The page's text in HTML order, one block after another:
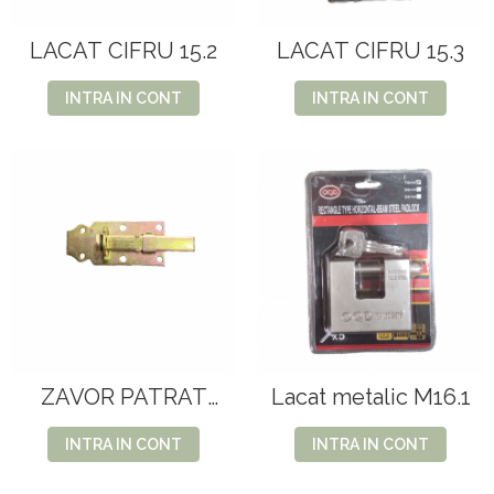
LACAT CIFRU 15.2
INTRA IN CONT
LACAT CIFRU 15.3
INTRA IN CONT
ZAVOR PATRAT
120X50mm(1146)
INTRA IN CONT
Lacat metalic M16.1
INTRA IN CONT